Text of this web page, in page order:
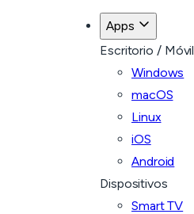
Apps
Escritorio / Móvil
Windows
macOS
Linux
iOS
Android
Dispositivos
Smart TV